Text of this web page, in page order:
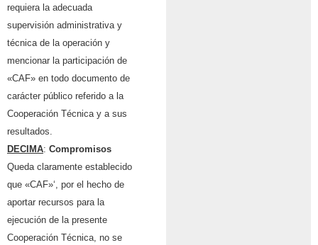
requiera la adecuada
supervisión administrativa y
técnica de la operación y
mencionar la participación de
«CAF» en todo documento de
carácter público referido a la
Cooperación Técnica y a sus
resultados.
DECIMA: Compromisos
Queda claramente establecido
que «CAF»‘, por el hecho de
aportar recursos para la
ejecución de la presente
Cooperación Técnica, no se